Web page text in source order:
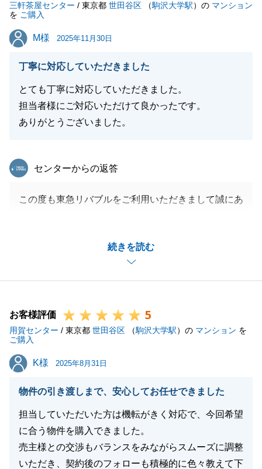
閉じる
三軒茶屋センター / 東京都 世田谷区 （駒沢大学駅）の マンション
を ご購入
M様
M様 2025年11月30日
丁寧に対応していただきました
とても丁寧に対応していただきました。
担当者様にご対応いただけて良かったです。
ありがとうございました。
続きを読む
東急リバブル
センターからの返答
この度も東急リバブルをご利用いただきまして誠にあ
が、気に入った物件をご購入いただけて良かったで
今後の当社でお手伝いできることがございましたら、
これからも何卒宜しくお願い申し上げます。
お客様評価 5
用賀センター / 東京都 世田谷区 （駒沢大学駅）の マンション を
ご購入
K様
K様 2025年8月31日
物件の引き渡しまで、安心してお任せできました
担当していただいた方は機転がきく対応で、今回希望
に合う物件を購入できました。
売主様との交渉もバランスをみながらスムーズに調整
いただき、契約後のフォローも積極的に色々教えて下